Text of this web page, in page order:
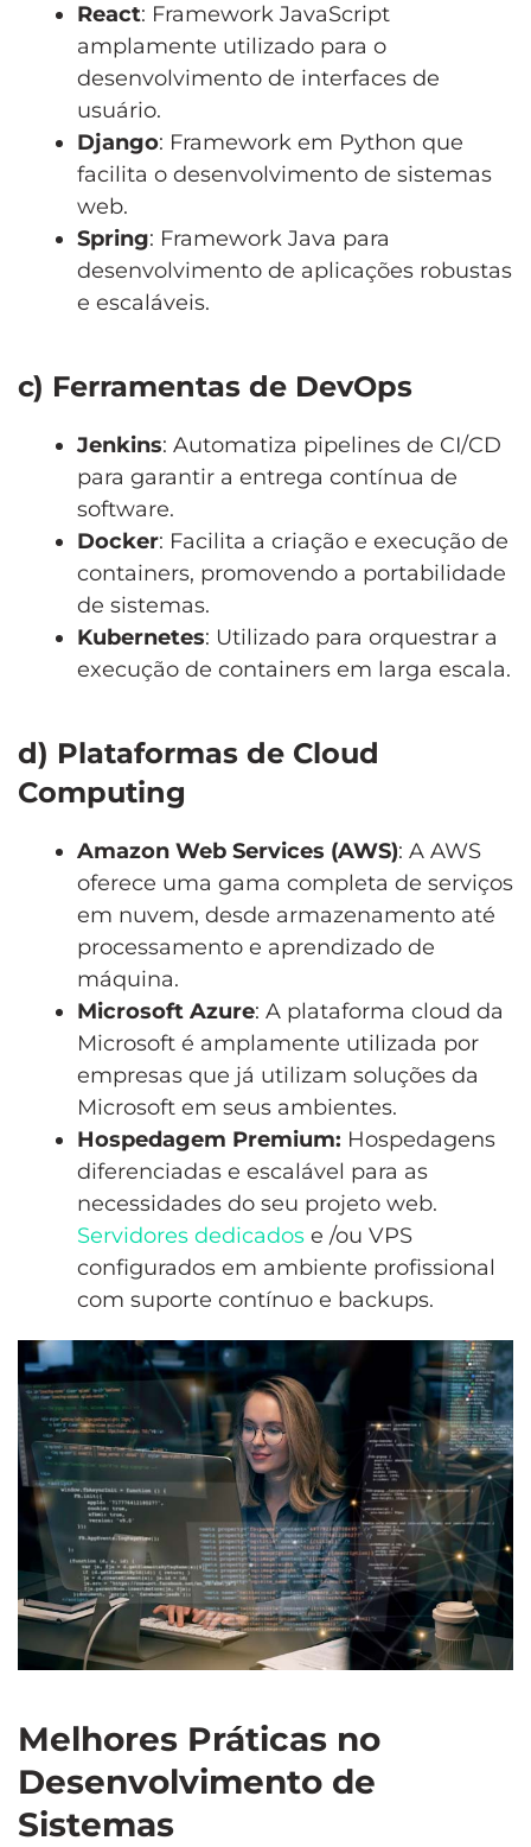
React: Framework JavaScript
amplamente utilizado para o
desenvolvimento de interfaces de
usuário.
Django: Framework em Python que
facilita o desenvolvimento de sistemas
web.
Spring: Framework Java para
desenvolvimento de aplicações robustas
e escaláveis.
c) Ferramentas de DevOps
Jenkins: Automatiza pipelines de CI/CD
para garantir a entrega contínua de
software.
Docker: Facilita a criação e execução de
containers, promovendo a portabilidade
de sistemas.
Kubernetes: Utilizado para orquestrar a
execução de containers em larga escala.
d) Plataformas de Cloud
Computing
Amazon Web Services (AWS): A AWS
oferece uma gama completa de serviços
em nuvem, desde armazenamento até
processamento e aprendizado de
máquina.
Microsoft Azure: A plataforma cloud da
Microsoft é amplamente utilizada por
empresas que já utilizam soluções da
Microsoft em seus ambientes.
Hospedagem Premium: Hospedagens
diferenciadas e escalável para as
necessidades do seu projeto web.
Servidores dedicados e /ou VPS
configurados em ambiente profissional
com suporte contínuo e backups.
Melhores Práticas no
Desenvolvimento de
Sistemas